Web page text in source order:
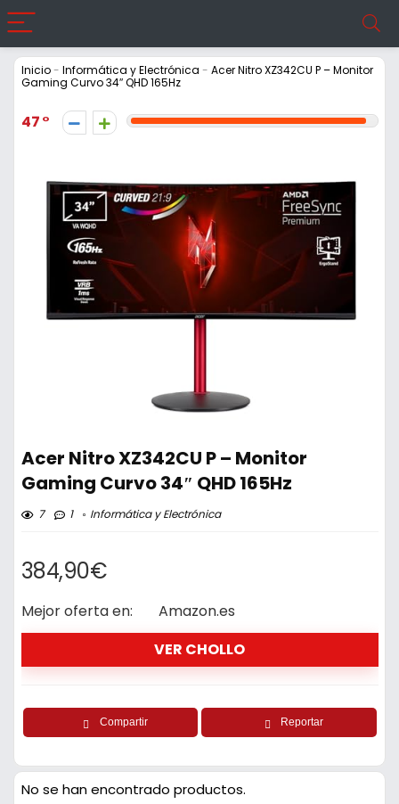
Inicio- Informática y Electrónica - Acer Nitro XZ342CU P – Monitor
Gaming Curvo 34″ QHD 165Hz
47
Acer Nitro XZ342CU P – Monitor
Gaming Curvo 34″ QHD 165Hz
7 1 Informática y Electrónica
384,90€
Mejor oferta en:
Amazon.es
VER CHOLLO
Compartir Reportar
No se han encontrado productos.